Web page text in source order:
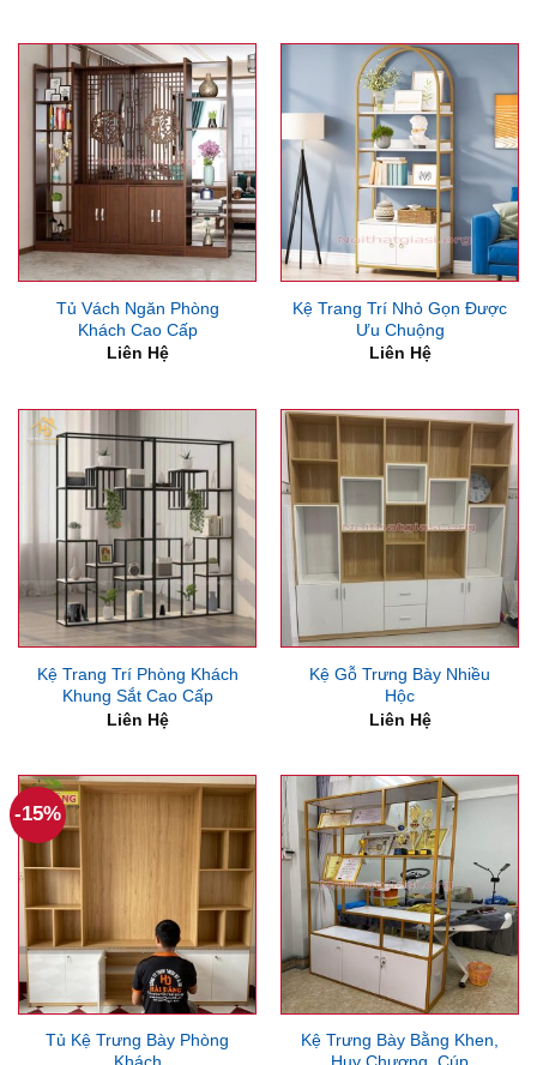
Tủ Vách Ngăn Phòng
Khách Cao Cấp
Liên Hệ
Kệ Trang Trí Nhỏ Gọn Được
Ưu Chuộng
Liên Hệ
Kệ Trang Trí Phòng Khách
Khung Sắt Cao Cấp
Liên Hệ
Kệ Gỗ Trưng Bày Nhiều
Hộc
Liên Hệ
-15%
Tủ Kệ Trưng Bày Phòng
Kệ Trưng Bày Bằng Khen,